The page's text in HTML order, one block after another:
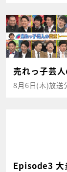
売れっ子芸
8月6日(木)放送
Episode3 大